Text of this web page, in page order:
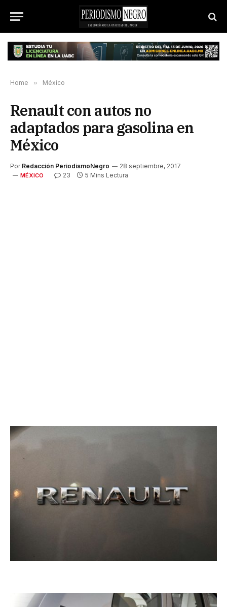
Home » México
Renault con autos no
adaptados para gasolina en
México
Por Redacción PeriodismoNegro 28 septiembre, 2017
MÉXICO 23 5 Mins Lectura